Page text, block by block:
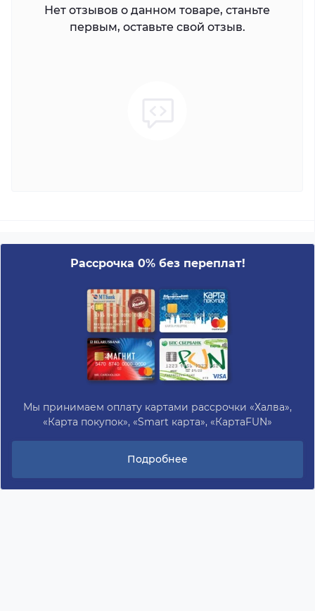
Нет отзывов о данном товаре, станьте
первым, оставьте свой отзыв.
Рассрочка 0% без переплат!
Мы принимаем оплату картами рассрочки «Халва»,
«Карта покупок», «Smart карта», «КартаFUN»
Подробнее